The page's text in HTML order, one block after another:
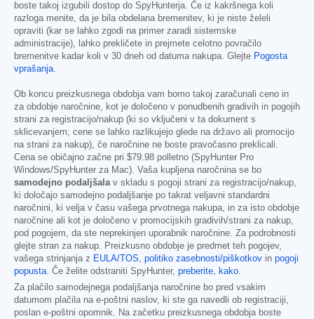
boste takoj izgubili dostop do SpyHunterja. Če iz kakršnega koli
razloga menite, da je bila obdelana bremenitev, ki je niste želeli
opraviti (kar se lahko zgodi na primer zaradi sistemske
administracije), lahko prekličete in prejmete celotno povračilo
bremenitve kadar koli v 30 dneh od datuma nakupa. Glejte Pogosta
vprašanja.
Ob koncu preizkusnega obdobja vam bomo takoj zaračunali ceno in
za obdobje naročnine, kot je določeno v ponudbenih gradivih in pogojih
strani za registracijo/nakup (ki so vključeni v ta dokument s
sklicevanjem; cene se lahko razlikujejo glede na državo ali promocijo
na strani za nakup), če naročnine ne boste pravočasno preklicali.
Cena se običajno začne pri $79.98 polletno (SpyHunter Pro
Windows/SpyHunter za Mac). Vaša kupljena naročnina se bo
samodejno podaljšalav skladu s pogoji strani za registracijo/nakup,
ki določajo samodejno podaljšanje po takrat veljavni standardni
naročnini, ki velja v času vašega prvotnega nakupa, in za isto obdobje
naročnine ali kot je določeno v promocijskih gradivih/strani za nakup,
pod pogojem, da ste neprekinjen uporabnik naročnine. Za podrobnosti
glejte stran za nakup. Preizkusno obdobje je predmet teh pogojev,
vašega strinjanja z EULA/TOS, politiko zasebnosti/piškotkov in pogoji
popusta. Če želite odstraniti SpyHunter, preberite, kako.
Za plačilo samodejnega podaljšanja naročnine bo pred vsakim
datumom plačila na e-poštni naslov, ki ste ga navedli ob registraciji,
poslan e-poštni opomnik. Na začetku preizkusnega obdobja boste